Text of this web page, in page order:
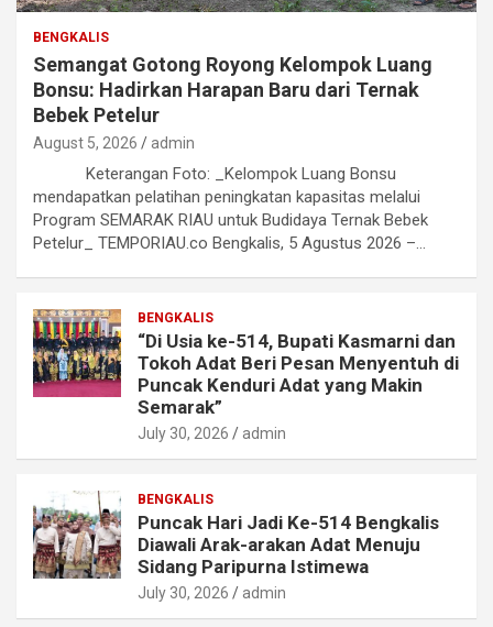
BENGKALIS
Semangat Gotong Royong Kelompok Luang
Bonsu: Hadirkan Harapan Baru dari Ternak
Bebek Petelur
August 5, 2026 admin
Keterangan Foto: _Kelompok Luang Bonsu
mendapatkan pelatihan peningkatan kapasitas melalui
Program SEMARAK RIAU untuk Budidaya Ternak Bebek
Petelur_ TEMPORIAU.co Bengkalis, 5 Agustus 2026 –…
BENGKALIS
“Di Usia ke-514, Bupati Kasmarni dan
Tokoh Adat Beri Pesan Menyentuh di
Puncak Kenduri Adat yang Makin
Semarak”
July 30, 2026 admin
BENGKALIS
Puncak Hari Jadi Ke-514 Bengkalis
Diawali Arak-arakan Adat Menuju
Sidang Paripurna Istimewa
July 30, 2026 admin